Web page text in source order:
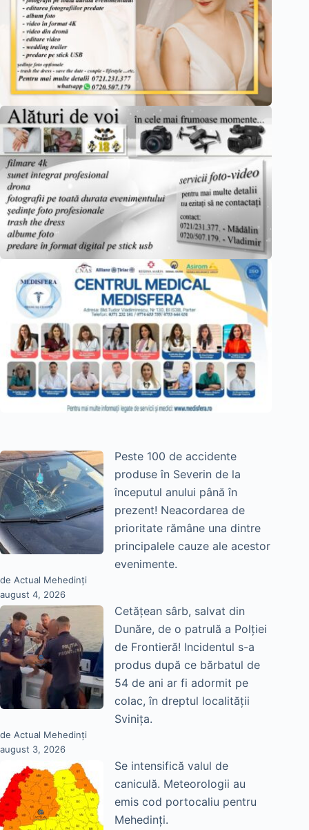
Peste 100 de accidente
produse în Severin de la
începutul anului până în
prezent! Neacordarea de
prioritate rămâne una dintre
principalele cauze ale acestor
evenimente.
de Actual Mehedinți
august 4, 2026
Cetățean sârb, salvat din
Dunăre, de o patrulă a Polției
de Frontieră! Incidentul s-a
produs după ce bărbatul de
54 de ani ar fi adormit pe
colac, în dreptul localității
Svinița.
de Actual Mehedinți
august 3, 2026
Se intensifică valul de
caniculă. Meteorologii au
emis cod portocaliu pentru
Mehedinți.